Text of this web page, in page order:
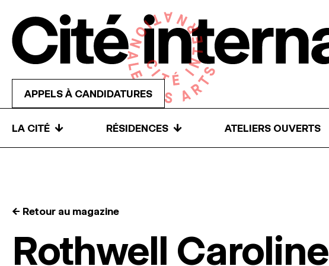
APPELS À CANDIDATURES
LA CITÉ ↓ RÉSIDENCES ↓ ATELIERS OUVERTS
← Retour au magazine
Rothwell Caroline